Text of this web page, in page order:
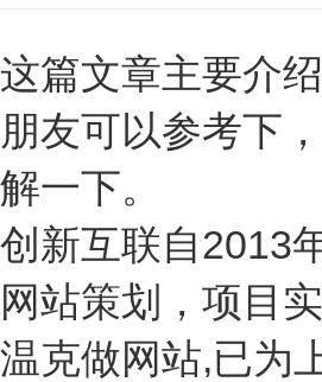
这篇文章主要介
朋友可以参考下
解一下。
创新互联自2013
网站策划，项目
温克做网站,已为